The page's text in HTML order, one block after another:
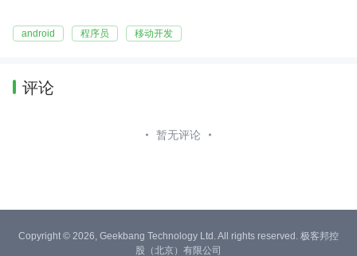
android 程序员 移动开发
评论
暂无评论
Copyright © 2026, Geekbang Technology Ltd. All rights reserved. 极客邦控
股（北京）有限公司